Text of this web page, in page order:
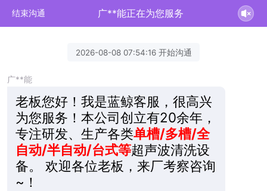
结束沟通 广**能正在为您服务
2026-08-08 07:54:16 开始沟通
广**能
老板您好！我是蓝鲸客服，很高兴
为您服务！本公司创立有20余年，
专注研发、生产各类单槽/多槽/全
自动/半自动/台式等超声波清洗设
备。 欢迎各位老板，来厂考察咨询
~！